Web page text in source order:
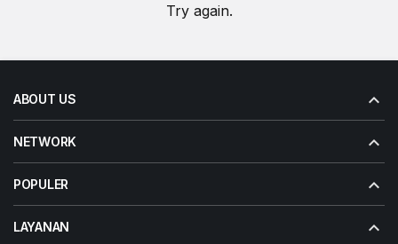
Try again.
ABOUT US
NETWORK
POPULER
LAYANAN